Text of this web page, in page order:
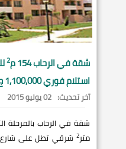
شقة فيالرحاب154 م 2
استلام فوري 1,100,000 ج
آخر تحديث: 02 يوليو 2015
شقة في الرحاب بالمرحلة
متر2